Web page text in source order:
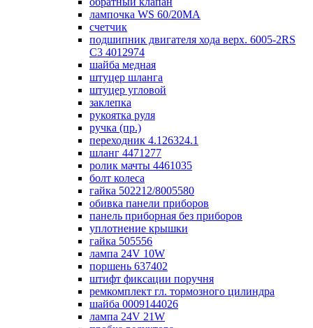
лампочка WS 60/20МА
счетчик
подшипник двигателя хода верх. 6005-2RS
C3 4012974
шайба медная
штуцер шланга
штуцер угловой
заклепка
рукоятка руля
ручка (пр.)
переходник 4.126324.1
шланг 4471277
ролик мачты 4461035
болт колеса
гайка 502212/8005580
обивка панели приборов
панель приборная без приборов
уплотнение крышки
гайка 505556
лампа 24V 10W
поршень 637402
штифт фиксации поручня
ремкомплект гл. тормозного цилиндра
шайба 0009144026
лампа 24V 21W